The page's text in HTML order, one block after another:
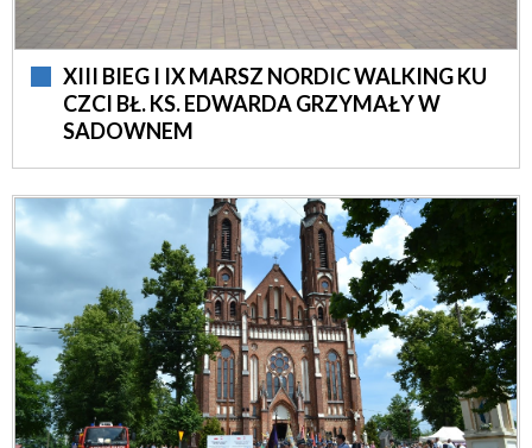
XIII BIEG I IX MARSZ NORDIC WALKING KU
CZCI BŁ. KS. EDWARDA GRZYMAŁY W
SADOWNEM